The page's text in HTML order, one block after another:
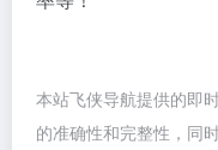
本站飞侠导航提供的即
的准确性和完整性，同